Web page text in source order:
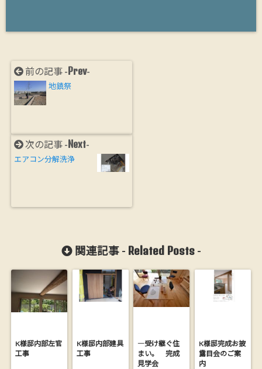
前の記事 - Prev-
地鎮祭
次の記事 - Next-
エアコン分解洗浄
関連記事 - Related Posts-
K様邸内部左官
工事
K様邸内部建具
工事
―受け継ぐ住
まい。 完成
見学会
K様邸完成お披
露目会のご案
内